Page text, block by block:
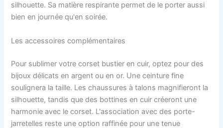
silhouette. Sa matière respirante permet de le porter aussi
bien en journée qu'en soirée.
Les accessoires complémentaires
Pour sublimer votre corset bustier en cuir, optez pour des
bijoux délicats en argent ou en or. Une ceinture fine
soulignera la taille. Les chaussures à talons magnifieront la
silhouette, tandis que des bottines en cuir créeront une
harmonie avec le corset. L'association avec des porte-
jarretelles reste une option raffinée pour une tenue